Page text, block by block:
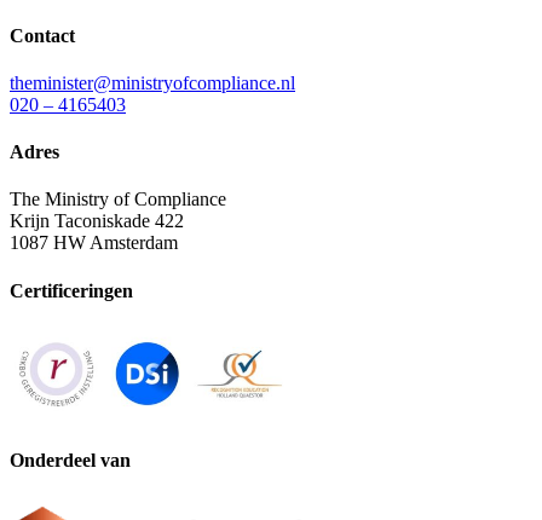
Contact
theminister@ministryofcompliance.nl
020 – 4165403
Adres
The Ministry of Compliance
Krijn Taconiskade 422
1087 HW Amsterdam
Certificeringen
Onderdeel van